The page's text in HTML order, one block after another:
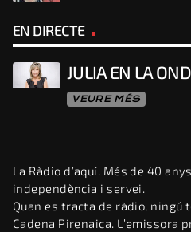
EN DIRECTE
JULIA EN LA
VEURE MÉS
La Ràdio d’aquí. Més de 40
independència i servei.
Quan es tracta de ràdio, ningú
Cadena Pirenaica. L’emissora